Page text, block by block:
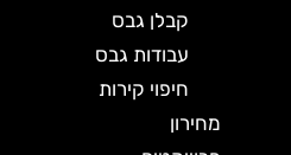
קבלן גבס
עבודות גבס
חיפוי קירות
מחירון